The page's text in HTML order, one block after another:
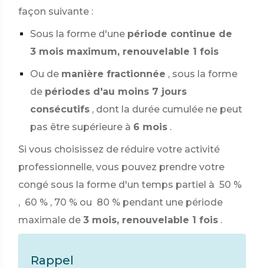
façon suivante :
Sous la forme d'une période continue de
3 mois maximum, renouvelable 1 fois
Ou de manière fractionnée , sous la forme
de périodes d'au moins 7 jours
consécutifs , dont la durée cumulée ne peut
pas être supérieure à 6 mois .
Si vous choisissez de réduire votre activité
professionnelle, vous pouvez prendre votre
congé sous la forme d'un temps partiel à 50 %
, 60 % , 70 % ou 80 % pendant une période
maximale de 3 mois, renouvelable 1 fois .
Rappel